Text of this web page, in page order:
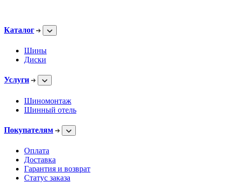
Каталог
Шины
Диски
Услуги
Шиномонтаж
Шинный отель
Покупателям
Оплата
Доставка
Гарантия и возврат
Статус заказа